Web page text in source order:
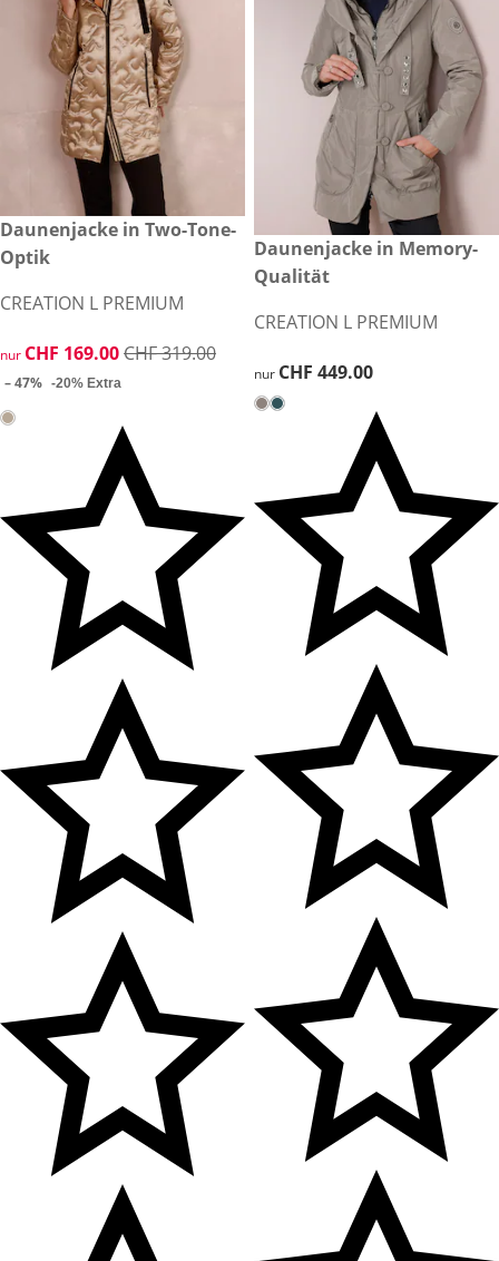
reduzierter Preis CHF 169.00, vorheriger Preis: CHF 319.00
-47%
Daunenjacke in Two-Tone-
Optik
CREATION L PREMIUM
reduzierter Preis CHF 169.00, vorheriger Preis: CHF 319.00
nur CHF 169.00CHF 319.00
– 47% -20% Extra
CHF 449.00
Daunenjacke in Memory-
Qualität
CREATION L PREMIUM
CHF 449.00
nur CHF 449.00